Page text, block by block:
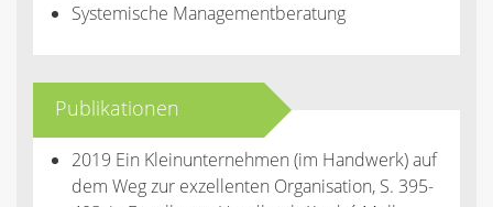
Systemische Managementberatung
Publikationen
2019 Ein Kleinunternehmen (im Handwerk) auf
dem Weg zur exzellenten Organisation, S. 395-